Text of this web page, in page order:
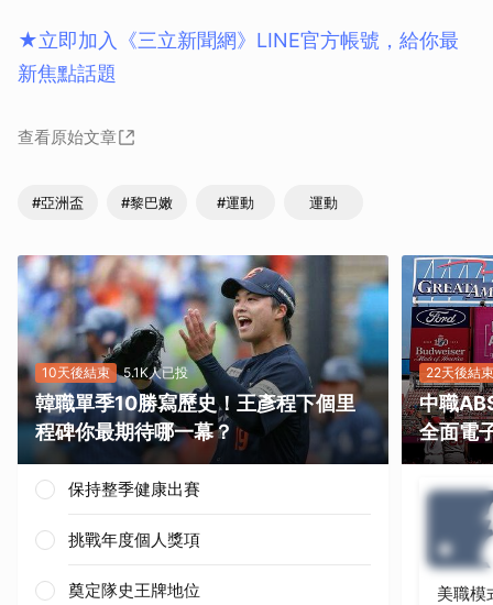
★立即加入《三立新聞網》LINE官方帳號，給你最
新焦點話題
查看原始文章
#亞洲盃 #黎巴嫩 #運動 運動
10天後結束 5.1K人已投
韓職單季10勝寫歷史！王彥程下個里
程碑你最期待哪一幕？
保持整季健康出賽
挑戰年度個人獎項
奠定隊史王牌地位
22天後結束
中職
全面電
美職模